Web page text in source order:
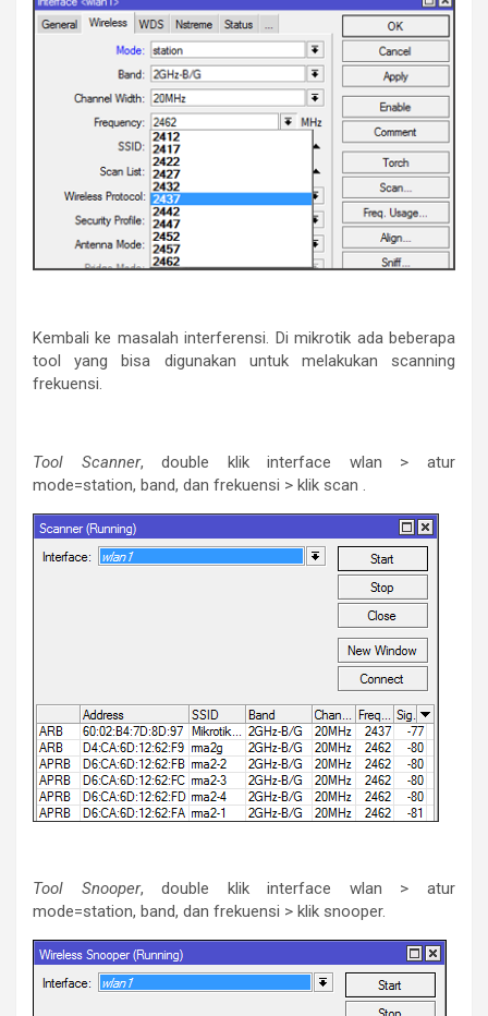
Kembali ke masalah interferensi. Di mikrotik ada beberapa
tool yang bisa digunakan untuk melakukan scanning
frekuensi.
Tool Scanner, double klik interface wlan > atur
mode=station, band, dan frekuensi > klik scan .
Tool Snooper, double klik interface wlan > atur
mode=station, band, dan frekuensi > klik snooper.